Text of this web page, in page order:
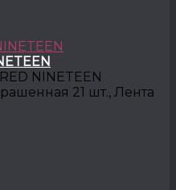
NINETEEN
21 шт., Лента